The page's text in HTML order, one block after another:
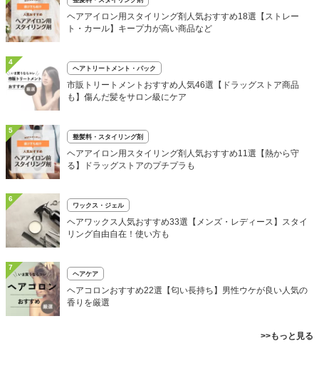
ヘアアイロン用スタイリング剤人気おすすめ18選【ストレー
ト・カール】キープ力が高い商品など
4
ヘアトリートメント・パック
市販トリートメントおすすめ人気46選【ドラッグストア商品
も】傷んだ髪をサロン級にケア
5
整髪料・スタイリング剤
ヘアアイロン用スタイリング剤人気おすすめ11選【熱から守
る】ドラッグストアのプチプラも
6
ワックス・ジェル
ヘアワックス人気おすすめ33選【メンズ・レディース】スタイ
リング自由自在！使い方も
7
ヘアケア
ヘアコロンおすすめ22選【匂い長持ち】男性ウケが良い人気の
香りを厳選
>>もっと見る